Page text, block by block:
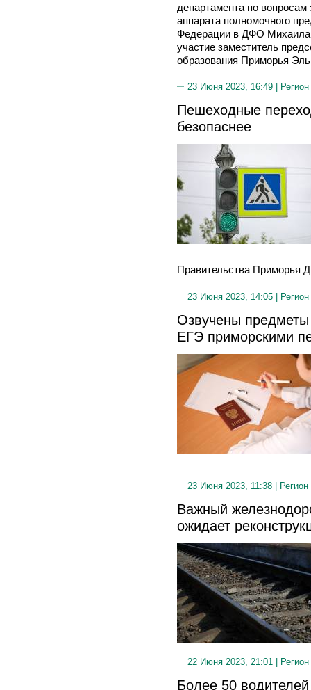
департамента по
аппарата полномочного
Федерации в ДФО Михаила
участие заместитель
образования Приморья
23 Июня 2023, 16:49 |
Пешеходные
безопаснее
Правительства Приморья
23 Июня 2023, 14:05 |
Озвучены
ЕГЭ приморскими
23 Июня 2023, 11:38 |
Важный
ожидает
22 Июня 2023, 21:01 |
Более 50